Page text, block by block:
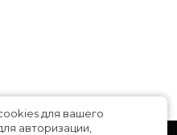
для вашего
авторизации,